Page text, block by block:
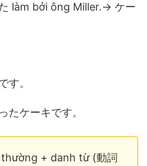
làm bởi ông Miller.→ ケー
す。
たケーキです。
+ danh từ (動詞